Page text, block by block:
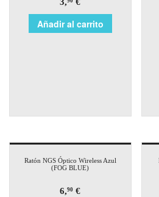
Añadir al carrito
Ratón NGS Óptico Wireless Azul
(FOG BLUE)
6,90 €